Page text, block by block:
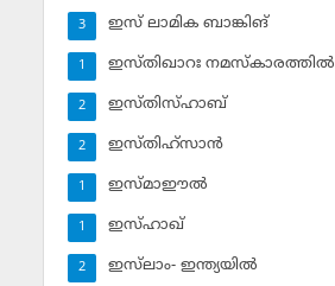
ഇസ് ലാമിക ബാങ്കിങ്‌
3
ഇസ്തിഖാറഃ നമസ്‌കാരത്തില്‍
1
ഇസ്തിസ്ഹാബ്
2
ഇസ്തിഹ്‌സാന്‍
2
ഇസ്മാഈല്‍
1
ഇസ്ഹാഖ്‌
1
ഇസ്‌ലാം- ഇന്ത്യയില്‍
2